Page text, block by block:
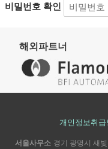
제품문의
비밀번호 확인
해외파트너
개인정보취급
서울사무소 경기 광명시 새